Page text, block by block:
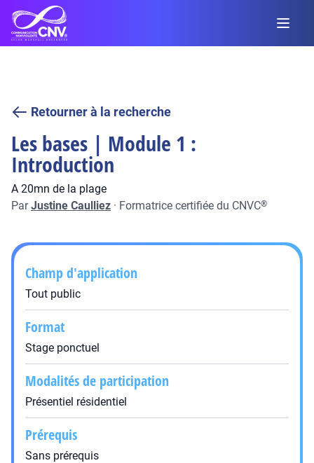
Retourner à la recherche
Les bases | Module 1 :
Introduction
A 20mn de la plage
ParJustine Caulliez · Formatrice certifiée du CNVC®
Champ d'application
Tout public
Format
Stage ponctuel
Modalités de participation
Présentiel résidentiel
Prérequis
Sans prérequis